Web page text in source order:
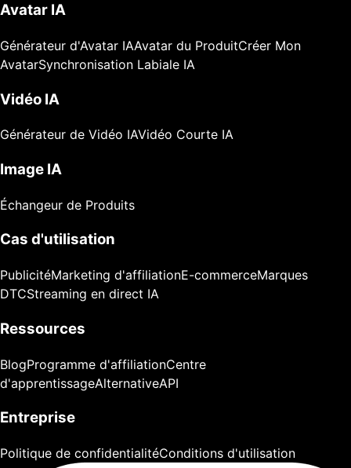
Avatar IA
Générateur d'Avatar IAAvatar du ProduitCréer Mon
AvatarSynchronisation Labiale IA
Vidéo IA
Générateur de Vidéo IAVidéo Courte IA
Image IA
Échangeur de Produits
Cas d'utilisation
PublicitéMarketing d'affiliationE-commerceMarques
DTCStreaming en direct IA
Ressources
BlogProgramme d'affiliationCentre
d'apprentissageAlternativeAPI
Entreprise
Politique de confidentialitéConditions d'utilisation